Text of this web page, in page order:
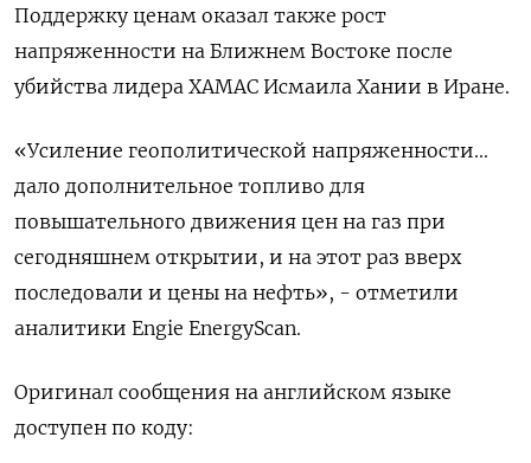
Поддержку ценам оказал также рост
напряженности на Ближнем Востоке после
убийства лидера ХАМАС Исмаила Хании в Иране.
«Усиление геополитической напряженности...
дало дополнительное топливо для
повышательного движения цен на газ при
сегодняшнем открытии, и на этот раз вверх
последовали и цены на нефть», - отметили
аналитики Engie EnergyScan.
Оригинал сообщения на английском языке
доступен по коду: